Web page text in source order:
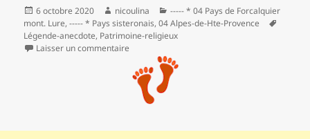
Publié
le
6 octobre 2020 Auteur
nicoulina Catégories
----- * 04 Pays de Forcalquier
mont. Lure,----- * Pays sisteronais,04 Alpes-de-Hte-Provence
Légende-anecdote, Patrimoine-religieux
Laisser un commentaire sur ** La chapelle Saint-Pons depuis Valbelle